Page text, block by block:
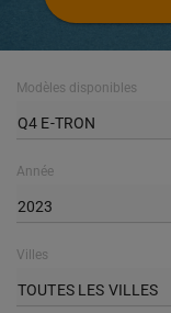
Modèles disponibles
Q4 E-TRON
Année
2023
Villes
TOUTES LES VILLES